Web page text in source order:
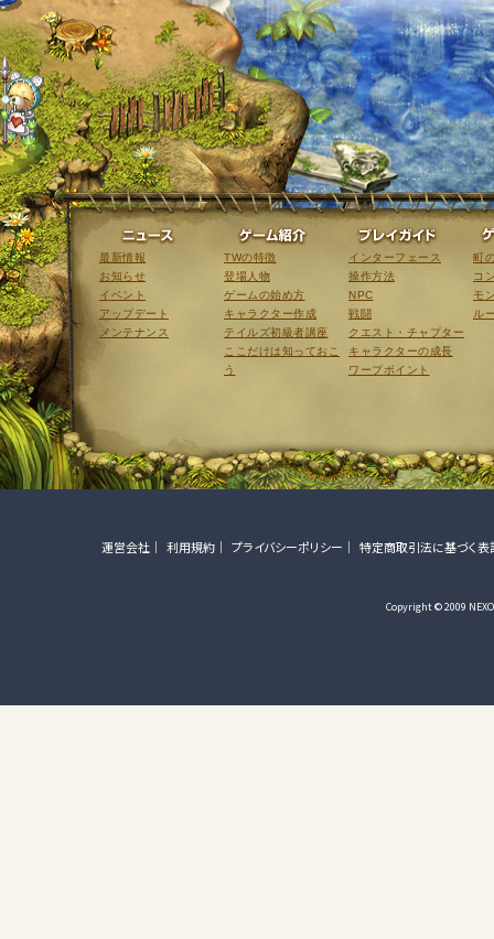
ニュース
最新情報
お知らせ
イベント
アップデート
メンテナンス
ゲーム紹介
TWの特徴
登場人物
ゲームの始め方
キャラクター作成
テイルズ初級者講座
ここだけは知っておこ
う
インターフェース
操作方法
NPC
戦闘
クエスト・チャプター
キャラクターの成長
ワープポイント
町
コ
モ
ル
運営会社 利用規約 プライバシーポリシー 特定商取引法に基づく表
Copyright © 2009